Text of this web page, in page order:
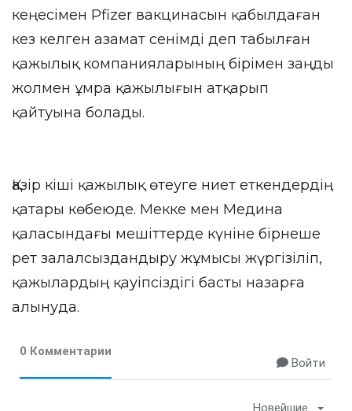
кеңесімен Pfizer вакцинасын қабылдаған
кез келген азамат сенімді деп табылған
қажылық компанияларының бірімен заңды
жолмен ұмра қажылығын атқарып
қайтуына болады.
Қазір кіші қажылық өтеуге ниет еткендердің
қатары көбеюде. Мекке мен Медина
қаласындағы мешіттерде күніне бірнеше
рет залалсыздандыру жұмысы жүргізіліп,
қажылардың қауіпсіздігі басты назарға
алынуда.
0 Комментарии
Войти
Новейшие